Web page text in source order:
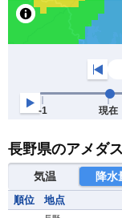
長野県のアメダ
気温 降水
順位 地点